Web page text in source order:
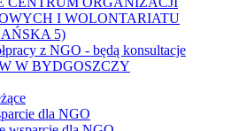
I WOLONTARIATU
5)
z NGO - będą konsultacje
W BYDGOSZCZY
dla NGO